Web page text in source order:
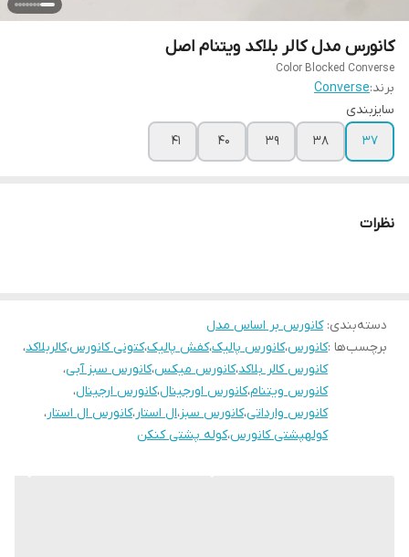
کانورس مدل کالر بلاکد ویتنام اصل
Color Blocked Converse
برند:Converse
سایزبندی
۳۷
۳۸ ۳۹ ۴۰ ۴۱
نظرات
دسته‌بندی:کانورس بر اساس مدل
برچسب‌ها :کانورس،کانورس پالیک،کفش پالیک،کتونی کانورس،کالربلاکد،
کانورس کالر بلاکد،کانورس میکس،کانورس سبز آبی،
کانورس ویتنام،کانورس اورجینال،کانورس ارجینال،
کانورس وارداتی،کانورس سبز،ال استار،کانورس ال استار،
کولهپشتی کانورس،کوله پشتی کنکن